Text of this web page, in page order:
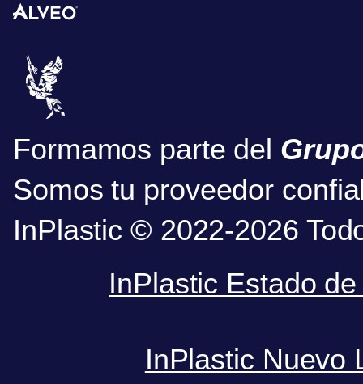
Formamos parte del
Somos tu proveedor
InPlastic © 2022-2026
InPlastic Estado
InPlastic Nuevo